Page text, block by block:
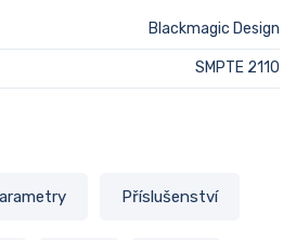
Blackmagic Design
SMPTE 2110
Příslušenství